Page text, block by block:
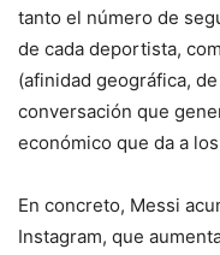
tanto el número de
de cada deportista,
(afinidad geográfica,
conversación que
económico que da a
En concreto, Messi
Instagram, que